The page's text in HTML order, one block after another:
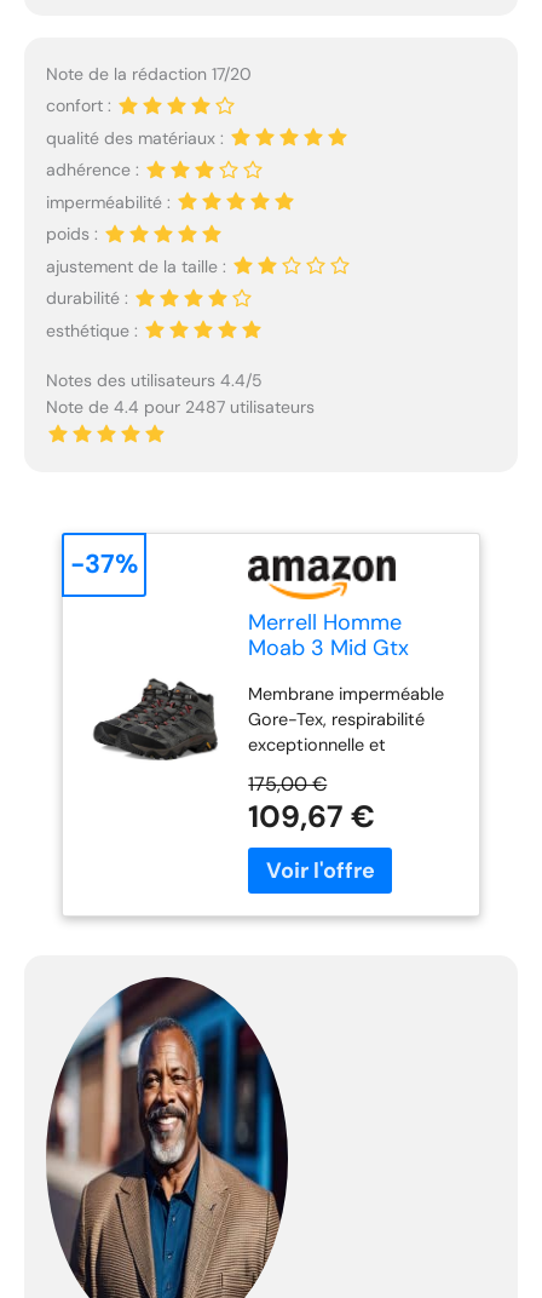
Note de la rédaction 17/20
confort :
qualité des matériaux :
adhérence :
imperméabilité :
poids :
ajustement de la taille :
durabilité :
esthétique :
Notes des utilisateurs 4.4/5
Note de 4.4 pour 2487 utilisateurs
Merrell Homme
Moab 3 Mid Gtx
randonnée-homme,
Beluga, 43 EU
Membrane imperméable
Gore-Tex, respirabilité
exceptionnelle et
imperméable Dessus en
cuir de porc et maille
Lacets 100 percent
recyclés, toile et doublure
en maille Languette à
soufflet pour empêcher
Vibram TC5+
175,00 €
109,67 €
-37%